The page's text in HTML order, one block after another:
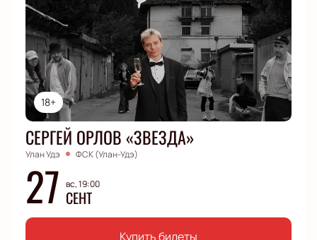
18+
СЕРГЕЙ ОРЛОВ «ЗВЕЗДА»
Улан Удэ ФСК (Улан-Удэ)
27 вс, 19:00
СЕНТ
Купить билеты